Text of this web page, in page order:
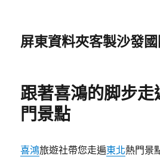
屏東資料夾客製沙發
跟著喜鴻的脚步走
門景點
喜鴻旅遊社帶您走遍東北熱門景